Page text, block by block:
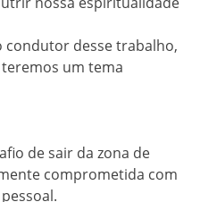
condutor desse trabalho,
um tema
de sair da zona de
comprometida com